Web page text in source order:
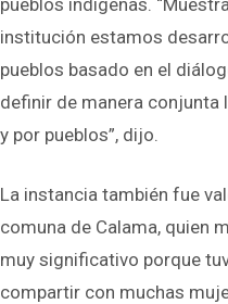
pueblos indígenas.
institución estamos
pueblos basado en el
definir de manera
y por pueblos”, dijo.
La instancia también fue
comuna de Calama, quien
muy significativo porque
compartir con muchas